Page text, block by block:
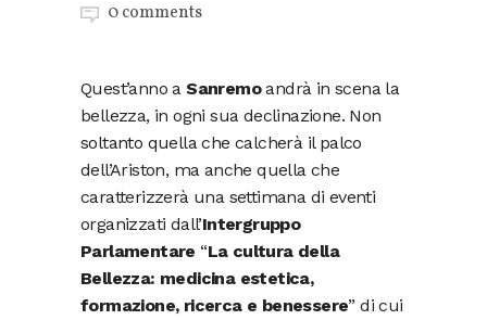
0 comments
Quest’anno aSanremoandrà in scena la
bellezza, in ogni sua declinazione. Non
soltanto quella che calcherà il palco
dell’Ariston, ma anche quella che
caratterizzerà una settimana di eventi
organizzati dall’Intergruppo
Parlamentare “La cultura della
Bellezza: medicina estetica,
formazione, ricerca e benessere” di cui